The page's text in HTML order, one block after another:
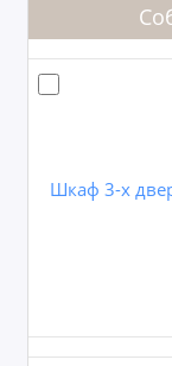
Шкаф 3-х